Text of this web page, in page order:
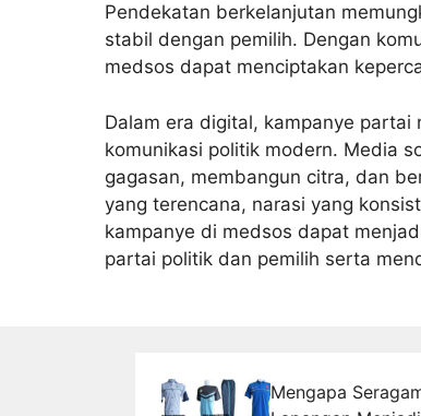
Pendekatan berkelanjutan
stabil dengan pemilih. Dengan
medsos dapat menciptakan
Dalam era digital, kampanye
komunikasi politik modern. Media
gagasan, membangun citra, dan
yang terencana, narasi yang
kampanye di medsos dapat
partai politik dan pemilih serta
Mengapa